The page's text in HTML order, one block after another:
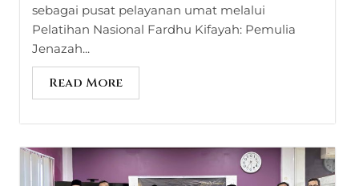
sebagai pusat pelayanan umat melalui
Pelatihan Nasional Fardhu Kifayah: Pemulia
Jenazah...
Read More